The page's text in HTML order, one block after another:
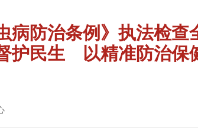
病防治条例》执法检查
护民生 以精准防治保